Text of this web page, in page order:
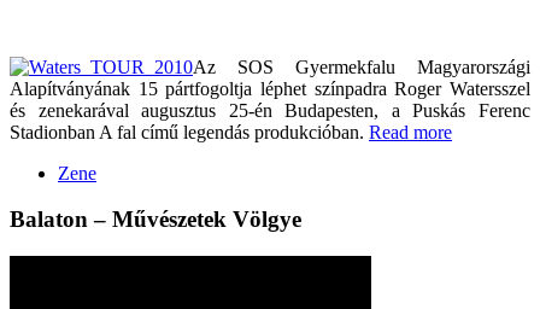
Az SOS Gyermekfalu Magyarországi
Alapítványának 15 pártfogoltja léphet színpadra Roger Watersszel
és zenekarával augusztus 25-én Budapesten, a Puskás Ferenc
Stadionban A fal című legendás produkcióban. Read more
Zene
Balaton – Művészetek Völgye